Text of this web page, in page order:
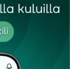
Pakolliset